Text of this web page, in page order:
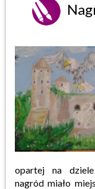
opartej na dziele
nagród miało